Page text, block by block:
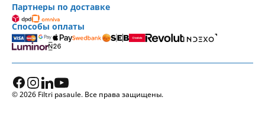
Партнеры по доставке
Способы оплаты
© 2026 Filtri pasaule. Все права защищены.